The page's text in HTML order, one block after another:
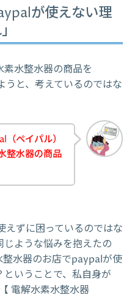
が使えない理
水整水器の商品を
と、考えているのではな
ペイパル）
整水器の商品
えずに困っているのではな
ような悩みを抱えたの
整水器のお店でpaypalが使
いうことで、私自身が
電解水素水整水器